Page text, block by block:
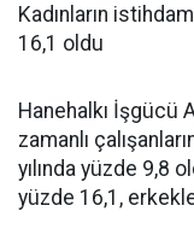
Kadınların
16,1 oldu
Hanehalkı İşgücü
zamanlı
yılında yüzde 9,8
yüzde 16,1,